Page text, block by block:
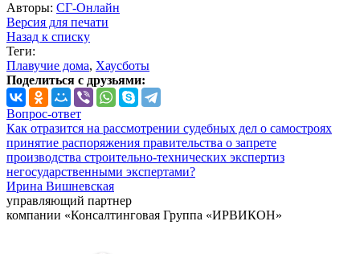
Авторы: СГ-Онлайн
Версия для печати
Назад к списку
Теги:
Плавучие дома, Хаусботы
Поделиться с друзьями:
Вопрос-ответ
Как отразится на рассмотрении судебных дел о самостроях
принятие распоряжения правительства о запрете
производства строительно-технических экспертиз
негосударственными экспертами?
Ирина Вишневская
управляющий партнер
компании «Консалтинговая Группа «ИРВИКОН»